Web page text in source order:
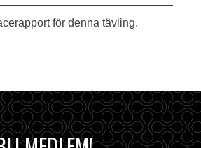
för denna tävling.